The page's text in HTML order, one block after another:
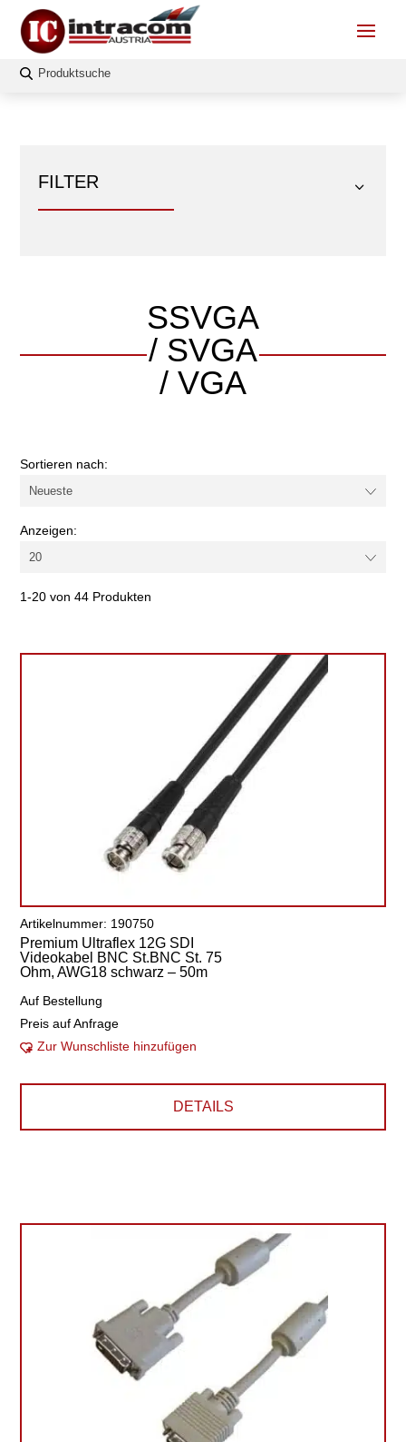
FILTER
FILTERN
Länge
Kabel-/Adapterart
SSVGA
/ SVGA
/ VGA
Sortieren nach:
Anzeigen:
1-20 von 44 Produkten
Artikelnummer: 190750
Premium Ultraflex 12G SDI
Videokabel BNC St.BNC St. 75
Ohm, AWG18 schwarz – 50m
Auf Bestellung
Preis auf Anfrage
Zur Wunschliste hinzufügen
DETAILS